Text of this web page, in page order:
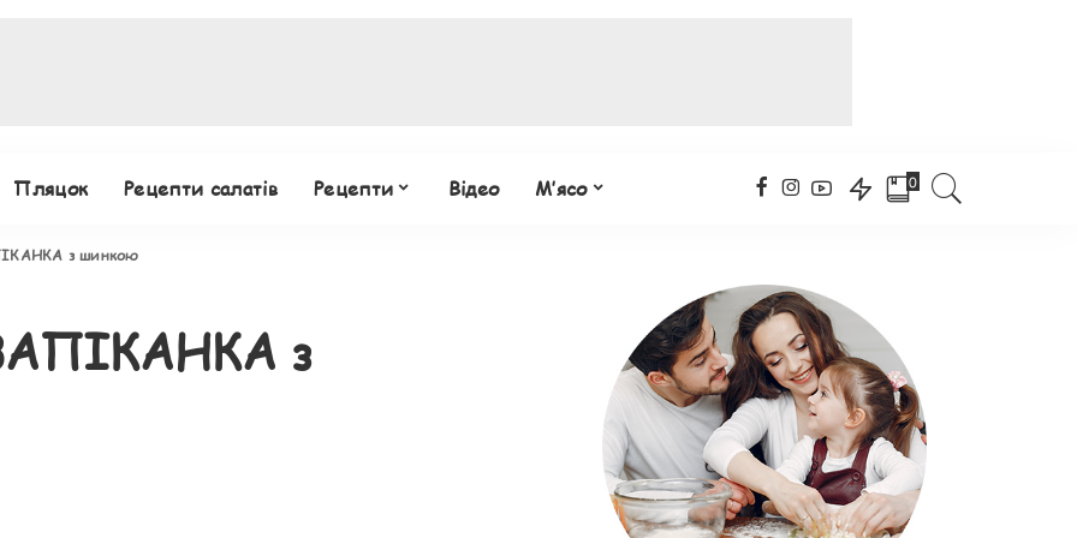
Пляцок Рецепти салатів Рецепти Відео М’ясо 0
з шинкою
з